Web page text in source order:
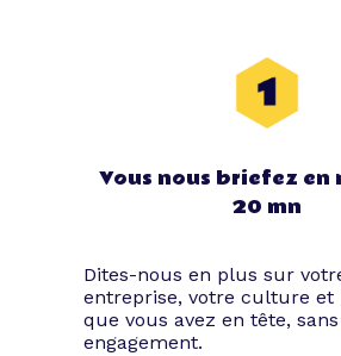
Vous nous briefez en
20 mn
Dites-nous en plus sur
entreprise, votre culture et
que vous avez en tête,
engagement.